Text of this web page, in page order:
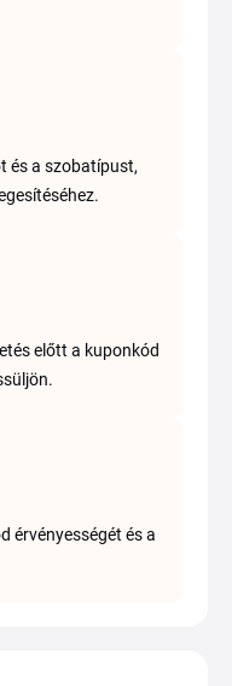
és a szobatípust,
előtt a kuponkód
érvényességét és a